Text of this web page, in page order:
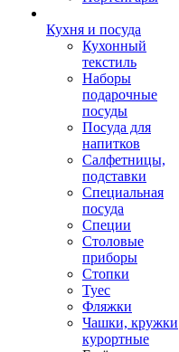
Кухня и посуда
Кухонный
текстиль
Наборы
подарочные
посуды
Посуда для
напитков
Салфетницы,
подставки
Специальная
посуда
Специи
Столовые
приборы
Стопки
Туес
Фляжки
Чашки, кружки
курортные